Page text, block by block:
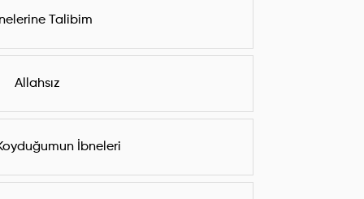
Talibim
Allahsız
İbneleri